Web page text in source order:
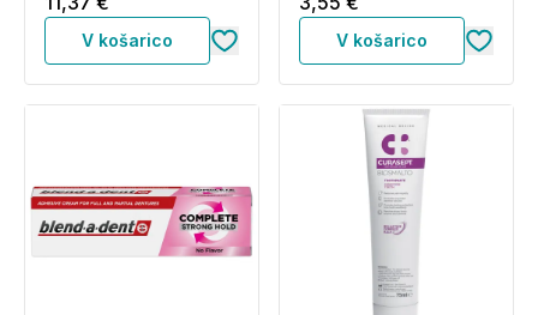
V košarico V košarico